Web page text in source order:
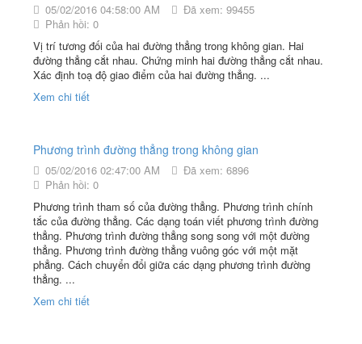
05/02/2016 04:58:00 AM
Đã xem: 99455
Phản hồi: 0
Vị trí tương đối của hai đường thẳng trong không gian. Hai
đường thẳng cắt nhau. Chứng minh hai đường thẳng cắt nhau.
Xác định toạ độ giao điểm của hai đường thẳng. ...
Xem chi tiết
Phương trình đường thẳng trong không gian
05/02/2016 02:47:00 AM
Đã xem: 6896
Phản hồi: 0
Phương trình tham số của đường thẳng. Phương trình chính
tắc của đường thẳng. Các dạng toán viết phương trình đường
thẳng. Phương trình đường thẳng song song với một đường
thẳng. Phương trình đường thẳng vuông góc với một mặt
phẳng. Cách chuyển đổi giữa các dạng phương trình đường
thẳng. ...
Xem chi tiết